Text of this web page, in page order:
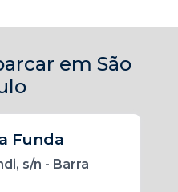
em São
Funda
s/n - Barra